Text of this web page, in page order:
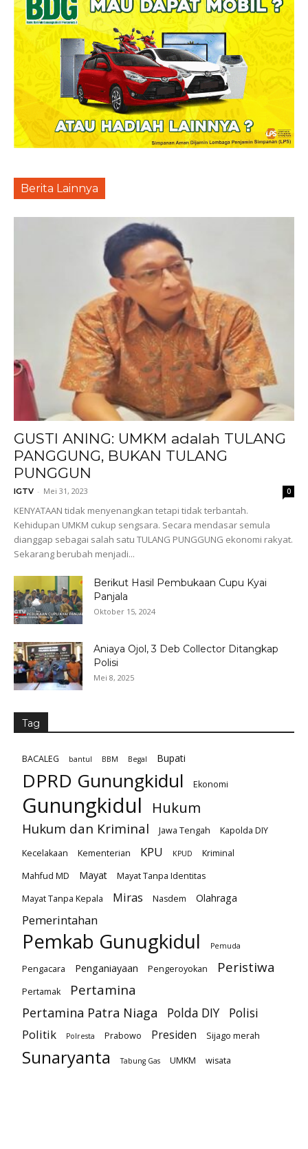
Berita Lainnya
GUSTI ANING: UMKM adalah TULANG
PANGGUNG, BUKAN TULANG
PUNGGUN
IGTV - Mei 31, 2023 0
KENYATAAN tidak menyenangkan tetapi tidak terbantah.
Kehidupan UMKM cukup sengsara. Secara mendasar semula
dianggap sebagai salah satu TULANG PUNGGUNG ekonomi rakyat.
Sekarang berubah menjadi...
Berikut Hasil Pembukaan Cupu Kyai
Panjala
Oktober 15, 2024
Aniaya Ojol, 3 Deb Collector Ditangkap
Polisi
Mei 8, 2025
Tag
BACALEG bantul BBM Begal Bupati
DPRD Gunungkidul Ekonomi
Gunungkidul Hukum
Hukum dan Kriminal Jawa Tengah
Kapolda DIY
Kecelakaan
Kementerian KPU KPUD
Kriminal
Mahfud MD
Mayat
Mayat Tanpa Identitas
Mayat Tanpa Kepala
Miras Nasdem Olahraga
Pemerintahan
Pemkab Gunugkidul Pemuda
Pengacara Penganiayaan Pengeroyokan Peristiwa
Pertamak Pertamina
Pertamina Patra Niaga Polda DIY
Polisi
Politik
Polresta Prabowo Presiden Sijago merah
Sunaryanta Tabung Gas UMKM wisata